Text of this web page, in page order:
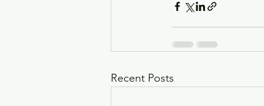
Recent Posts